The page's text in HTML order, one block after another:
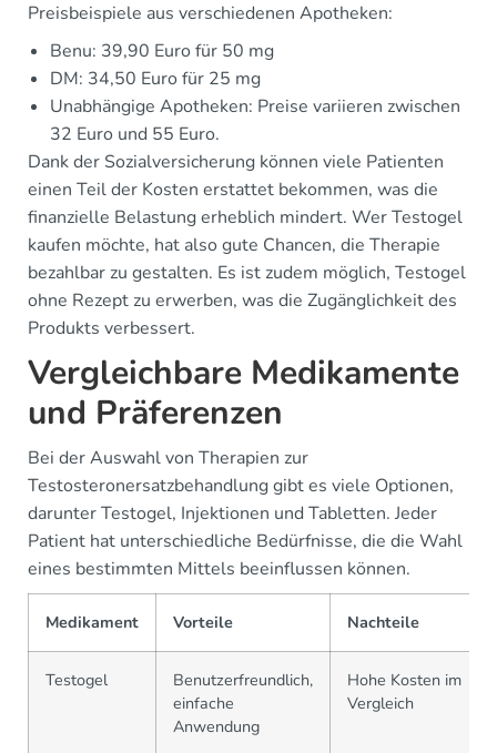
Preisbeispiele aus verschiedenen Apotheken:
Benu: 39,90 Euro für 50 mg
DM: 34,50 Euro für 25 mg
Unabhängige Apotheken: Preise variieren zwischen
32 Euro und 55 Euro.
Dank der Sozialversicherung können viele Patienten
einen Teil der Kosten erstattet bekommen, was die
finanzielle Belastung erheblich mindert. Wer Testogel
kaufen möchte, hat also gute Chancen, die Therapie
bezahlbar zu gestalten. Es ist zudem möglich, Testogel
ohne Rezept zu erwerben, was die Zugänglichkeit des
Produkts verbessert.
Vergleichbare Medikamente
und Präferenzen
Bei der Auswahl von Therapien zur
Testosteronersatzbehandlung gibt es viele Optionen,
darunter Testogel, Injektionen und Tabletten. Jeder
Patient hat unterschiedliche Bedürfnisse, die die Wahl
eines bestimmten Mittels beeinflussen können.
Medikament Vorteile Nachteile
Testogel
Benutzerfreundlich,
einfache
Anwendung
Hohe Kosten im
Vergleich